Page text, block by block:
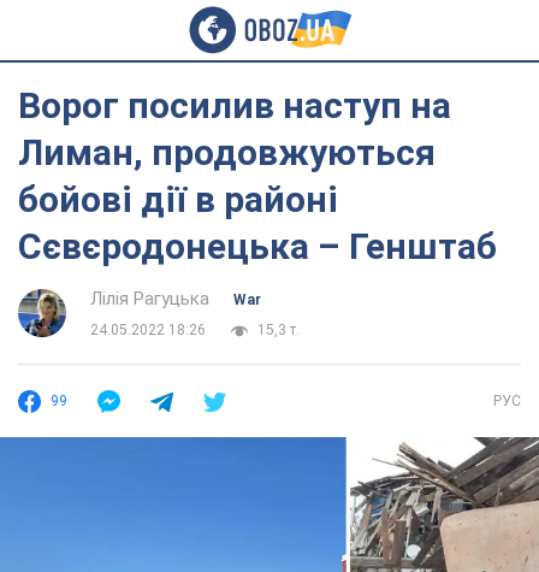
Ворог посилив наступ на
Лиман, продовжуються
бойові дії в районі
Сєвєродонецька – Генштаб
Лілія Рагуцька
War
24.05.2022 18:26
15,3 т.
99 РУС